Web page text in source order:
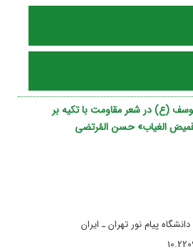
(ع) در شعر مقاومت با تکیه بر
الغیاب» حسن المُرتضى
پیام نور تهران ـ ایران